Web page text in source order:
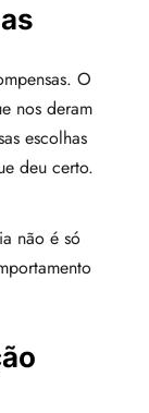
O
nos deram
escolhas
deu certo.
não é só